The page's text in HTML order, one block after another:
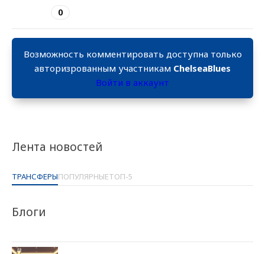
Лента новостей
ТРАНСФЕРЫПОПУЛЯРНЫЕТОП-5
Блоги
0
Возможность комментировать доступна только
авторизрованным участникам ChelseaBlues
Войти в аккаунт